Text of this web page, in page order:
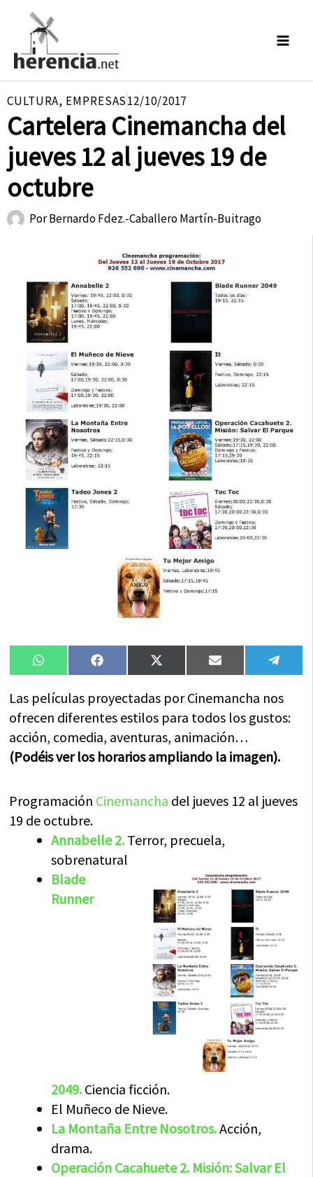
contenido
CULTURA, EMPRESAS12/10/2017
Cartelera Cinemancha del
jueves 12 al jueves 19 de
octubre
PorBernardo Fdez.-Caballero Martín-Buitrago
Compartir
en
WhatsAppCompartir
en
FacebookCompartir
en
X
(Twitter)
Compartir
en
Email
en
Las películas proyectadas por Cinemancha nos
ofrecen diferentes estilos para todos los gustos:
acción, comedia, aventuras, animación…
(Podéis ver los horarios ampliando la imagen).
Programación Cinemancha del jueves 12 al jueves
19 de octubre.
Annabelle 2. Terror, precuela,
sobrenatural
Blade
Runner
2049. Ciencia ficción.
El Muñeco de Nieve.
La Montaña Entre Nosotros.Acción,
drama.
Operación Cacahuete 2. Misión: Salvar El